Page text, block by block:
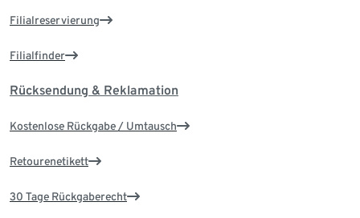
Filialreservierung
Filialfinder
Rücksendung & Reklamation
Kostenlose Rückgabe / Umtausch
Retourenetikett
30 Tage Rückgaberecht